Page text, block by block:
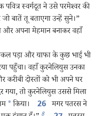
स्वर्गदूत ने उसे परमेश्‍वर की
बातें तू बताएगा उन्हें सुने।”
अपना मेहमान बनाकर वहाँ
पड़ा और याफा के कुछ भाई भी
पहुँचा। वहाँ कुरनेलियुस उनका
करीबी दोस्तों को भी अपने घर
तो कुरनेलियुस उससे मिला
*किया। 26 मगर पतरस ने
8